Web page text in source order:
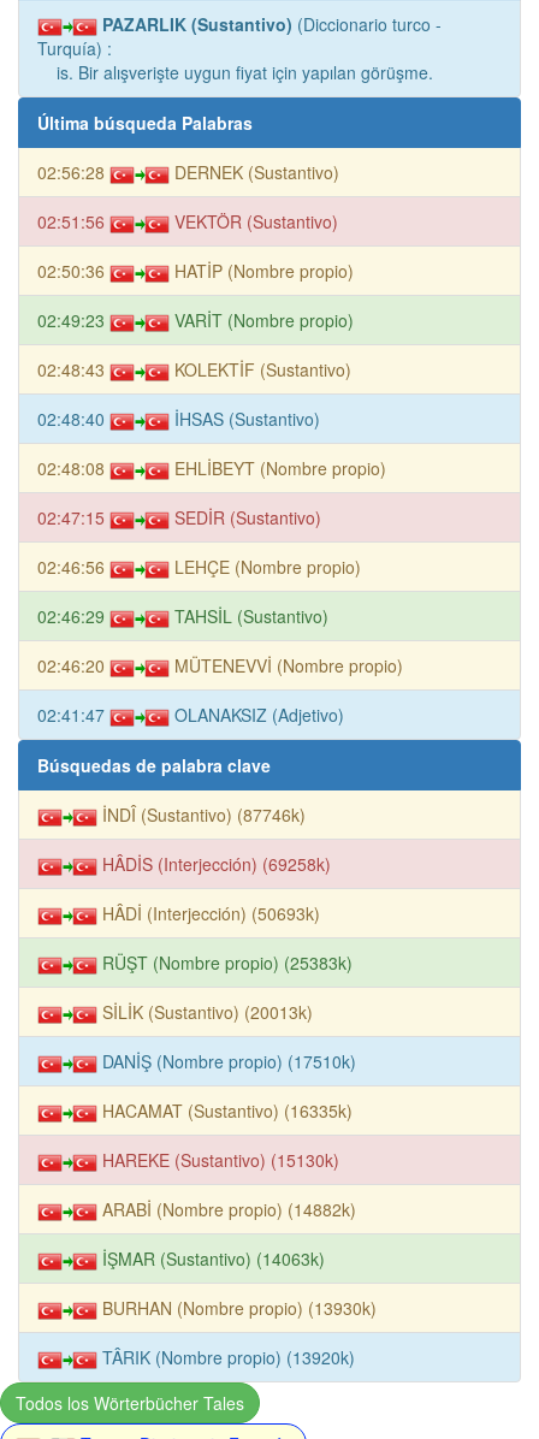
PAZARLIK (Sustantivo) (Diccionario turco -
Turquía) :
is. Bir alışverişte uygun fiyat için yapılan görüşme.
Última búsqueda Palabras
02:56:28 DERNEK (Sustantivo)
02:51:56 VEKTÖR (Sustantivo)
02:50:36 HATİP (Nombre propio)
02:49:23 VARİT (Nombre propio)
02:48:43 KOLEKTİF (Sustantivo)
02:48:40 İHSAS (Sustantivo)
02:48:08 EHLİBEYT (Nombre propio)
02:47:15 SEDİR (Sustantivo)
02:46:56 LEHÇE (Nombre propio)
02:46:29 TAHSİL (Sustantivo)
02:46:20 MÜTENEVVİ (Nombre propio)
02:41:47 OLANAKSIZ (Adjetivo)
Búsquedas de palabra clave
İNDÎ (Sustantivo) (87746k)
HÂDİS (Interjección) (69258k)
HÂDİ (Interjección) (50693k)
RÜŞT (Nombre propio) (25383k)
SİLİK (Sustantivo) (20013k)
DANİŞ (Nombre propio) (17510k)
HACAMAT (Sustantivo) (16335k)
HAREKE (Sustantivo) (15130k)
ARABİ (Nombre propio) (14882k)
İŞMAR (Sustantivo) (14063k)
BURHAN (Nombre propio) (13930k)
TÂRIK (Nombre propio) (13920k)
Todos los Wörterbücher Tales